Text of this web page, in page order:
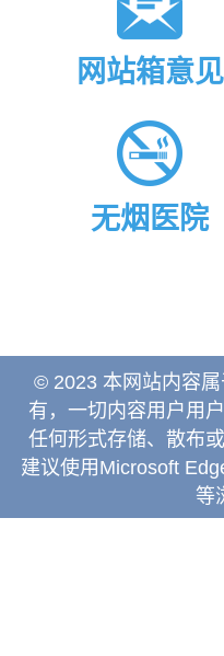
网站箱意见
无烟医院
© 2023 本网站内容
有，一切内容用户用
任何形式存储、散布
建议使用Microsoft
等